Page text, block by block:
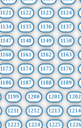
1121 1122 1123 1124
1134 1135 1136 1137
1147 1148 1149 1150
1160 1161 1162 1163
1173 1174 1175 1176
1186 1187 1188 1189
1199 1200 1201 1202
1211 1212 1213 1214
1223 1224 1225 1226